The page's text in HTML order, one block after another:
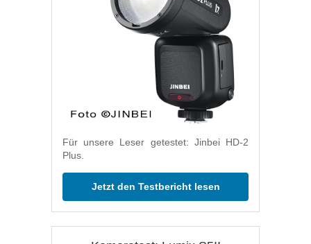
Für unsere Leser getestet: Jinbei HD-2
Plus.
Jetzt den Testbericht lesen